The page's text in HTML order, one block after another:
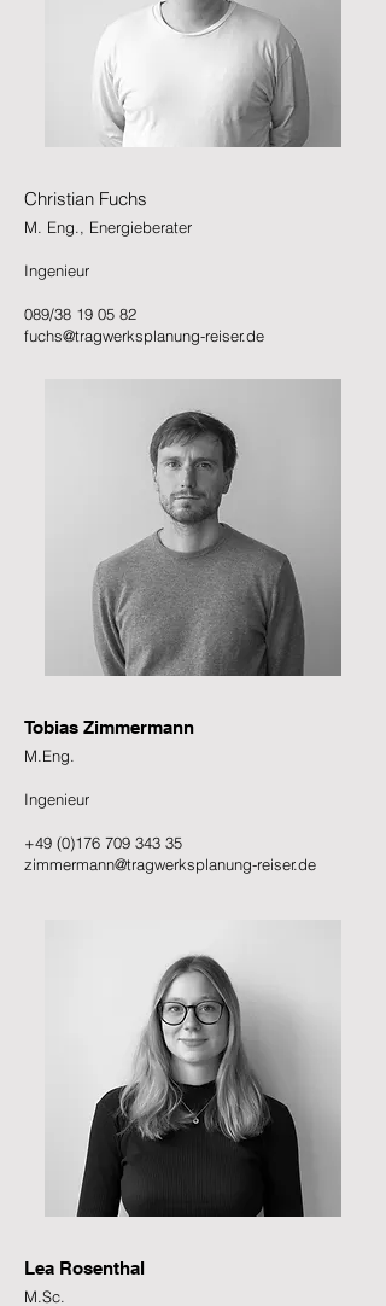
Christian Fuchs
M. Eng., Energieberater
Ingenieur
089/38 19 05 82
fuchs@tragwerksplanung-reiser.de
Tobias Zimmermann
M.Eng.
Ingenieur
+49 (0)176 709 343 35
zimmermann@tragwerksplanung-reiser.de
Lea Rosenthal
M.Sc.